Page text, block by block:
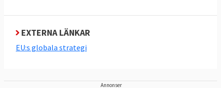
4. Vad är EU:s militära kommitté?
EXTERNA LÄNKAR
EU:s globala strategi
Annonser